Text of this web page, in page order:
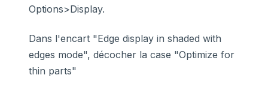
Options>Display.
Dans l'encart "Edge display in shaded with
edges mode", décocher la case "Optimize for
thin parts"